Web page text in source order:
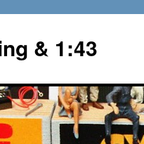
& 1:43